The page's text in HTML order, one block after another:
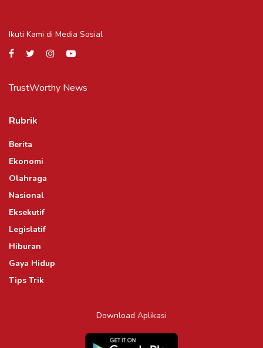
Ikuti Kami di Media Sosial
TrustWorthy News
Rubrik
Berita
Ekonomi
Olahraga
Nasional
Eksekutif
Legislatif
Hiburan
Gaya Hidup
Tips Trik
Download Aplikasi